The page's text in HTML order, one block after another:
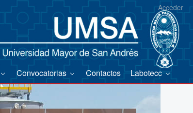
Acceder
Convocatorias Contactos Labotecc